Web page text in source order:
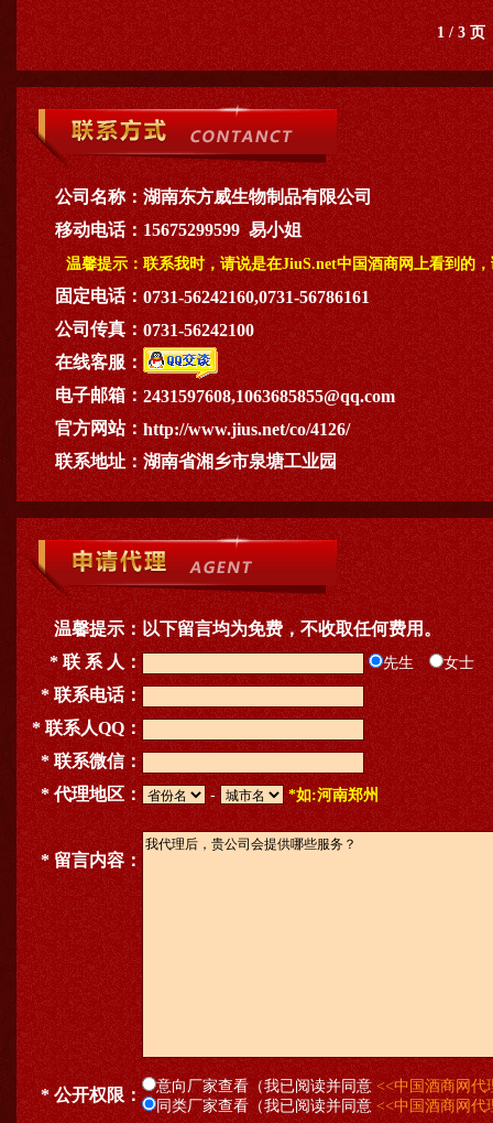
1 / 3
公司名称： 湖南东方威生物制品有限公司
移动电话： 15675299599 易小姐
温馨提示： 联系我时，请说是在JiuS.net中国酒商网上看到的
固定电话： 0731-56242160,0731-56786161
公司传真： 0731-56242100
在线客服：
电子邮箱： 2431597608,1063685855@qq.com
官方网站： http://www.jius.net/co/4126/
联系地址： 湖南省湘乡市泉塘工业园
温馨提示： 以下留言均为免费，不收取任何费用。
* 联 系 人：
先生 女士
* 联系电话：
* 联系人QQ：
* 联系微信：
* 代理地区：
- *如:河南郑州
* 留言内容：
* 公开权限： 意向厂家查看（我已阅读并同意 <<中国酒商网代
同类厂家查看（我已阅读并同意 <<中国酒商网代